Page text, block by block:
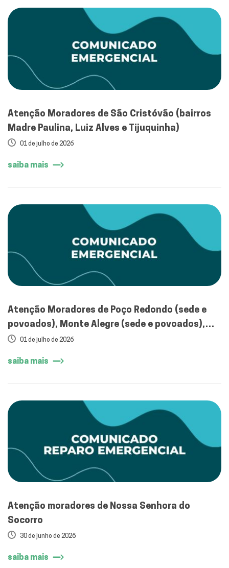
Atenção Moradores de São Cristóvão (bairros
Madre Paulina, Luiz Alves e Tijuquinha)
01 de julho de 2026
saiba mais
Atenção Moradores de Poço Redondo (sede e
povoados), Monte Alegre (sede e povoados),
zona rural de Porto da Folha e zona rural
01 de julho de 2026
saiba mais
Atenção moradores de Nossa Senhora do
Socorro
30 de junho de 2026
saiba mais